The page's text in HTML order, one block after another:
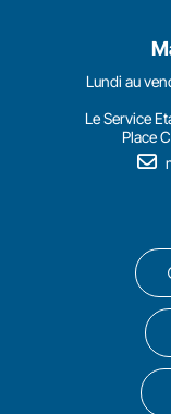
Lundi au
Le Service
Place